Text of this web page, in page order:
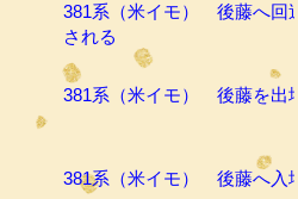
381系（米イモ） 後藤へ回送
される
381系（米イモ） 後藤を出場
381系（米イモ） 後藤へ入場